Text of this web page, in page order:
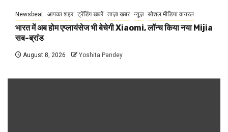
Newsbeat आपका शहर ट्रेंडिंग खबरें ताज़ा ख़बर न्यूज़ सोशल मीडिया वायरल
भारत में अब होम एप्लायंसेज भी बेचेगी Xiaomi, लॉन्च किया नया Mijia
सब-ब्रांड
August 8, 2026 Yoshita Pandey